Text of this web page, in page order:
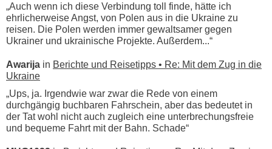
„Auch wenn ich diese Verbindung toll finde, hätte ich
ehrlicherweise Angst, von Polen aus in die Ukraine zu
reisen. Die Polen werden immer gewaltsamer gegen
Ukrainer und ukrainische Projekte. Außerdem...“
Awarija in Berichte und Reisetipps • Re: Mit dem Zug in die
Ukraine
„Ups, ja. Irgendwie war zwar die Rede von einem
durchgängig buchbaren Fahrschein, aber das bedeutet in
der Tat wohl nicht auch zugleich eine unterbrechungsfreie
und bequeme Fahrt mit der Bahn. Schade“